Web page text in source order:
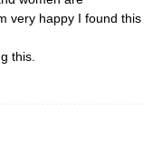
very happy I found this
this.